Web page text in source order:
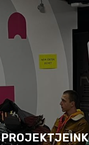
PROJEKTJEINK